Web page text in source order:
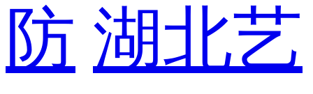
防 湖北艺